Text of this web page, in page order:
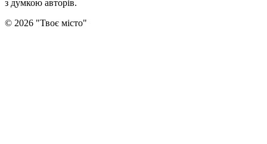
з думкою авторiв.
© 2026 "Твоє місто"